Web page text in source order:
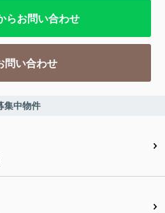
らお問い合わせ
問い合わせ
集中物件